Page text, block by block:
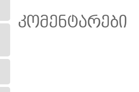
კომენტარები